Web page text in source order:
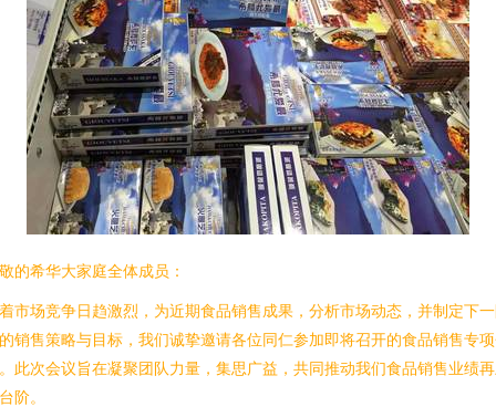
的希华大家庭全体成员：
市场竞争日趋激烈，为近期食品销售成果，分析市场动态，并制定下
销售策略与目标，我们诚挚邀请各位同仁参加即将召开的食品销售专
此次会议旨在凝聚团队力量，集思广益，共同推动我们食品销售业绩
阶。